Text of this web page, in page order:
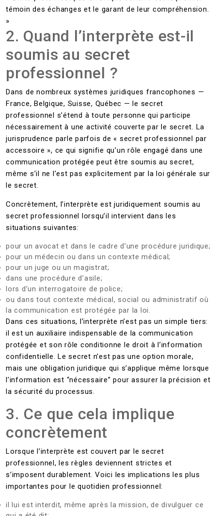
témoin des échanges et le garant de leur compréhension.
»
2. Quand l’interprète est-il
soumis au secret
professionnel ?
Dans de nombreux systèmes juridiques francophones —
France, Belgique, Suisse, Québec — le secret
professionnel s’étend à toute personne qui participe
nécessairement à une activité couverte par le secret. La
jurisprudence parle parfois de « secret professionnel par
accessoire », ce qui signifie qu’un rôle engagé dans une
communication protégée peut être soumis au secret,
même s’il ne l’est pas explicitement par la loi générale sur
le secret.
Concrètement, l’interprète est juridiquement soumis au
secret professionnel lorsqu’il intervient dans les
situations suivantes:
pour un avocat et dans le cadre d’une procédure juridique;
pour un médecin ou dans un contexte médical;
pour un juge ou un magistrat;
dans une procédure d’asile;
lors d’un interrogatoire de police;
ou dans tout contexte médical, social ou administratif où
la communication est protégée par la loi.
Dans ces situations, l’interprète n’est pas un simple tiers:
il est un auxiliaire indispensable de la communication
protégée et son rôle conditionne le droit à l’information
confidentielle. Le secret n’est pas une option morale,
mais une obligation juridique qui s’applique même lorsque
l’information est “nécessaire” pour assurer la précision et
la sécurité du processus.
3. Ce que cela implique
concrètement
Lorsque l’interprète est couvert par le secret
professionnel, les règles deviennent strictes et
s’imposent durablement. Voici les implications les plus
importantes pour le quotidien professionnel:
il lui est interdit, même après la mission, de divulguer ce